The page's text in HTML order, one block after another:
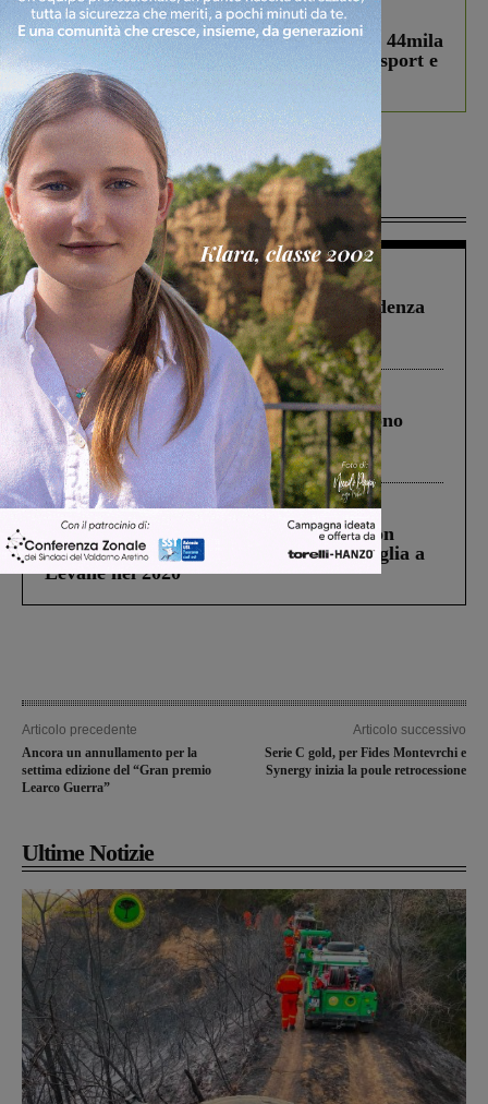
In vetrina 3 Agosto 2026
Estra Notizie agosto: Smart Cities, oltre 44mila
studenti coinvolti, torna il bando per lo sport e
debutta il podcast Estrair
Più lette
Figline Incisa Valdarno 1 Agosto 2026
Piscina di Figline finanziata oltre la scadenza
Pnrr, il gruppo di Fratelli d’Italia: “Un
ringraziamento al Governo”
Cronaca 4 Agosto 2026
Un anno fa la strage in A1 in cui morirono
Gianni, Giulia e Franco. Lo schianto, il
processo, lo stop ai sorpassi fra tir....
Cronaca 3 Agosto 2026
Scomparso da una struttura di Castiglion
Fiorentino l’uomo che aveva ucciso la figlia a
Levane nel 2020
Articolo precedente
Ancora un annullamento per la
settima edizione del “Gran premio
Learco Guerra”
Articolo successivo
Serie C gold, per Fides Montevrchi e
Synergy inizia la poule retrocessione
Ultime Notizie